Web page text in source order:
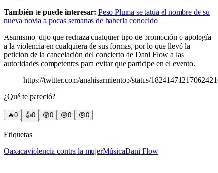
También te puede interesar: Peso Pluma se tatúa el nombre de su
nueva novia a pocas semanas de haberla conocido
Asimismo, dijo que rechaza cualquier tipo de promoción o apología
a la violencia en cualquiera de sus formas, por lo que llevó la
petición de la cancelación del concierto de Dani Flow a las
autoridades competentes para evitar que participe en el evento.
https://twitter.com/anahisarmientop/status/
¿Qué te pareció?
🔥0 👍0 😲0 😢0 😠0
Etiquetas
Oaxacaviolencia contra la mujerMúsicaDani Flow